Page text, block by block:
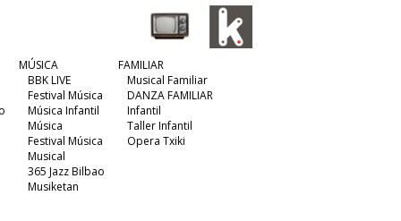
MÚSICA
BBK LIVE
Festival Música
Música Infantil
Música
Festival Música
Musical
365 Jazz Bilbao
Musiketan
FAMILIAR
Musical Familiar
DANZA FAMILIAR
Infantil
Taller Infantil
Opera Txiki